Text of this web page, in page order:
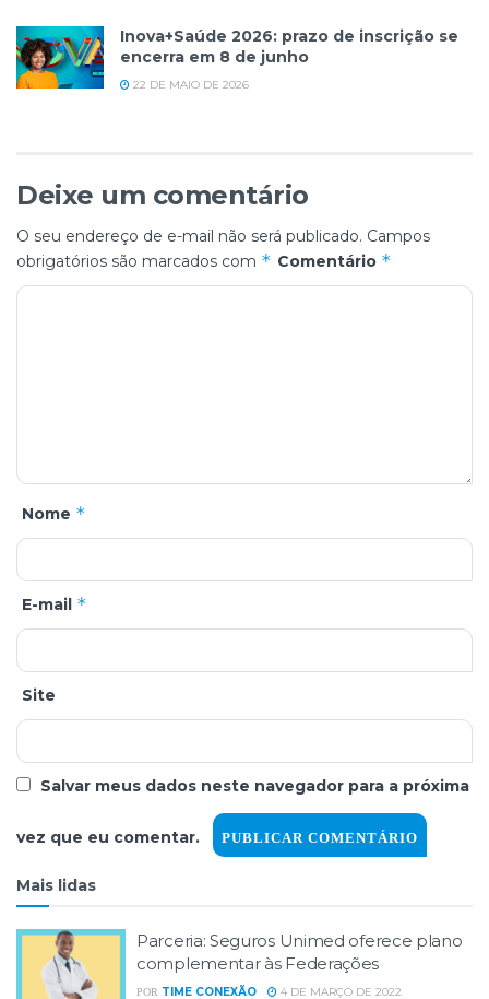
Inova+Saúde 2026: prazo de inscrição se
encerra em 8 de junho
22 DE MAIO DE 2026
Deixe um comentário
O seu endereço de e-mail não será publicado. Campos
obrigatórios são marcados com * Comentário *
Nome *
E-mail *
Site
Salvar meus dados neste navegador para a próxima
vez que eu comentar.
Mais lidas
Parceria: Seguros Unimed oferece plano
complementar às Federações
POR TIME CONEXÃO 4 DE MARÇO DE 2022